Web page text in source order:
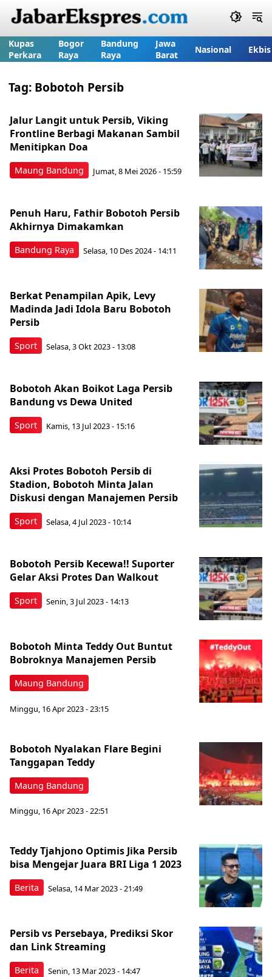
Kupas
Perkara
Bogor
Raya
Bandung
Raya
Jawa
Barat
Nasional Ekbis
Tag: Bobotoh Persib
Maung Bandung
Jalur Langit untuk Persib, Viking
Frontline Berbagi Makanan Sambil
Menitipkan Doa
Jumat, 8 Mei 2026 - 15:59
Bandung Raya
Penuh Haru, Fathir Bobotoh Persib
Akhirnya Dimakamkan
Selasa, 10 Des 2024 - 14:11
Sport
Berkat Penampilan Apik, Levy
Madinda Jadi Idola Baru Bobotoh
Persib
Selasa, 3 Okt 2023 - 13:08
Sport
Bobotoh Akan Boikot Laga Persib
Bandung vs Dewa United
Kamis, 13 Jul 2023 - 15:16
Sport
Aksi Protes Bobotoh Persib di
Stadion, Bobotoh Minta Jalan
Diskusi dengan Manajemen Persib
Selasa, 4 Jul 2023 - 10:14
Sport
Bobotoh Persib Kecewa!! Suporter
Gelar Aksi Protes Dan Walkout
Senin, 3 Jul 2023 - 14:13
Maung Bandung
Bobotoh Minta Teddy Out Buntut
Bobroknya Manajemen Persib
Minggu, 16 Apr 2023 - 23:15
Maung Bandung
Bobotoh Nyalakan Flare Begini
Tanggapan Teddy
Minggu, 16 Apr 2023 - 22:51
Berita
Teddy Tjahjono Optimis Jika Persib
bisa Mengejar Juara BRI Liga 1 2023
Selasa, 14 Mar 2023 - 21:49
Berita
Persib vs Persebaya, Prediksi Skor
dan Link Streaming
Senin, 13 Mar 2023 - 14:47